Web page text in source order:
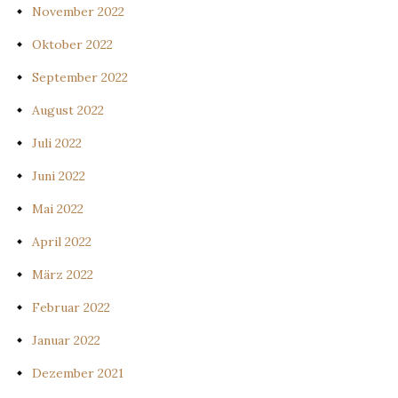
November 2022
Oktober 2022
September 2022
August 2022
Juli 2022
Juni 2022
Mai 2022
April 2022
März 2022
Februar 2022
Januar 2022
Dezember 2021